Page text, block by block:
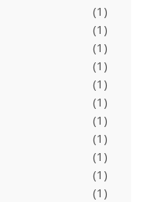
(1)
(1)
(1)
(1)
(1)
(1)
(1)
(1)
(1)
(1)
(1)